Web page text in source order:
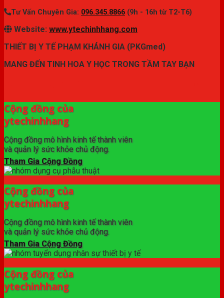
Tư Vấn Chuyên Gia: 096.345.8866 (9h - 16h từ T2-T6)
Website: www.ytechinhhang.com
THIẾT BỊ Y TẾ PHẠM KHÁNH GIA (PKGmed)
MANG ĐẾN TINH HOA Y HỌC TRONG TẦM TAY BẠN
Cộng đồng của
ytechinhhang
Cộng đồng mô hình kinh tế thành viên
và quản lý sức khỏe chủ động.
Tham Gia Cộng Đồng
Cộng đồng của
ytechinhhang
Cộng đồng mô hình kinh tế thành viên
và quản lý sức khỏe chủ động.
Tham Gia Cộng Đồng
Cộng đồng của
ytechinhhang